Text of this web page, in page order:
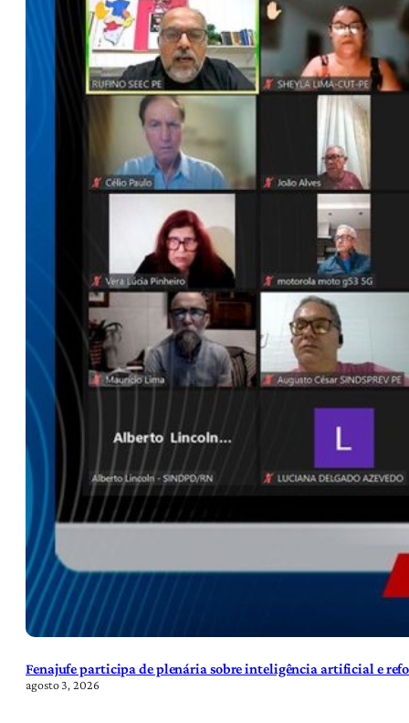
Fenajufe participa de plenária sobre inteligência artificial e
agosto 3, 2026